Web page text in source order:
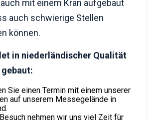
an verschiedenen
ein Doppelchalet während des
mit einem Kran aufgebaut
auch schwierige Stellen
können.
in niederländischer Qualität